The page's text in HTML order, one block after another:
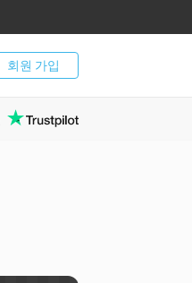
회원 가입